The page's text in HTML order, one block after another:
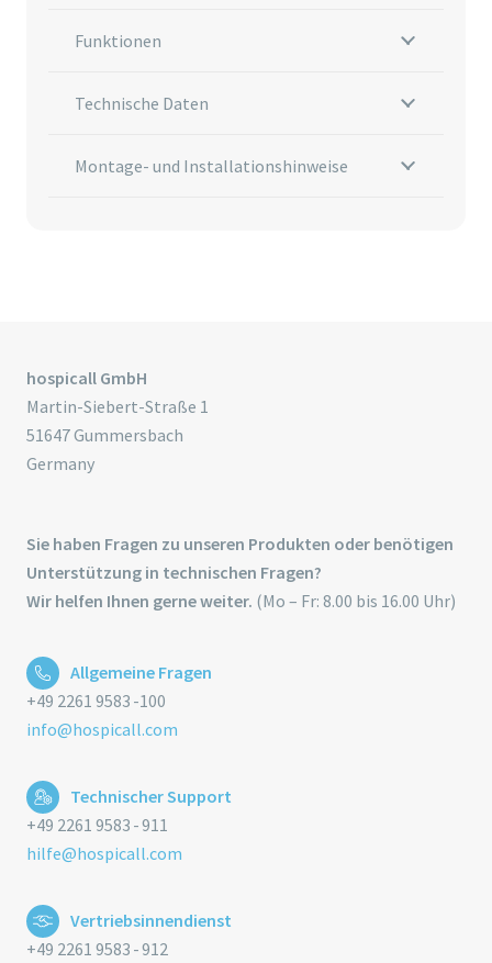
Funktionen
Technische Daten
Montage- und Installationshinweise
hospicall GmbH
Martin-Siebert-Straße 1
51647 Gummersbach
Germany
Sie haben Fragen zu unseren Produkten oder benötigen
Unterstützung in technischen Fragen?
Wir helfen Ihnen gerne weiter. (Mo – Fr: 8.00 bis 16.00 Uhr)
Allgemeine Fragen
+49 2261 9583 -100
info@hospicall.com
Technischer Support
+49 2261 9583 - 911
hilfe@hospicall.com
Vertriebsinnendienst
+49 2261 9583 - 912